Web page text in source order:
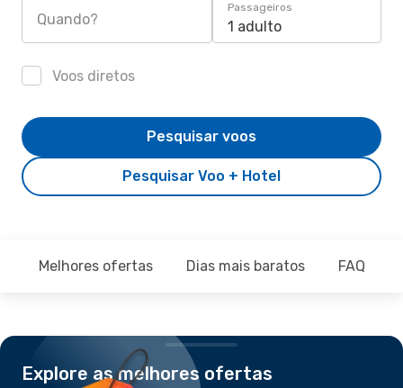
Quando?
Passageiros
1 adulto
Voos diretos
Pesquisar Voo + Hotel
Pesquisar voos
Melhores ofertas Dias mais baratos FAQ
Explore as melhores ofertas